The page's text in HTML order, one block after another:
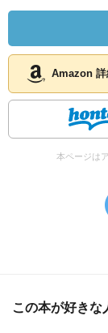
Amazon 詳
本ページは
この本が好きな